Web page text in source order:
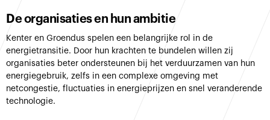
De organisaties en hun ambitie
Kenter en Groendus spelen een belangrijke rol in de
energietransitie. Door hun krachten te bundelen willen zij
organisaties beter ondersteunen bij het verduurzamen van hun
energiegebruik, zelfs in een complexe omgeving met
netcongestie, fluctuaties in energieprijzen en snel veranderende
technologie.